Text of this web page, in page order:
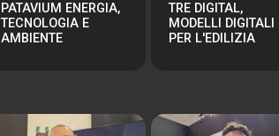
PATAVIUM ENERGIA,
TECNOLOGIA E
AMBIENTE
TRE DIGITAL,
MODELLI DIGITALI
PER L'EDILIZIA